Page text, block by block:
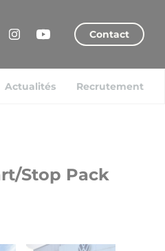
Contact
Actualités Recrutement
Stop Pack